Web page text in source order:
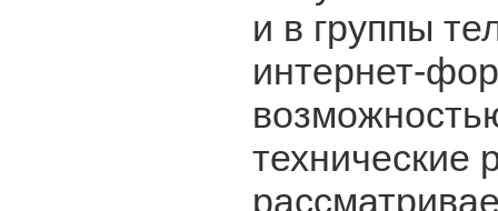
и в группы
интернет-
технические